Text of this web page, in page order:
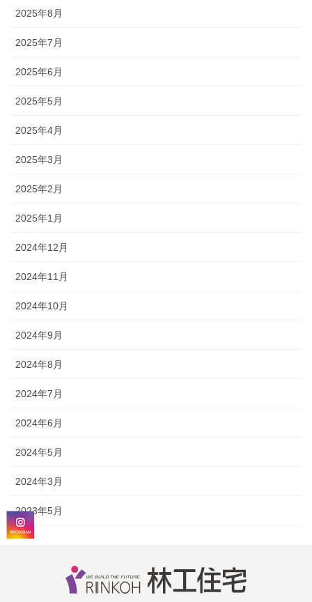
2025年8月
2025年7月
2025年6月
2025年5月
2025年4月
2025年3月
2025年2月
2025年1月
2024年12月
2024年11月
2024年10月
2024年9月
2024年8月
2024年7月
2024年6月
2024年5月
2024年3月
2023年5月